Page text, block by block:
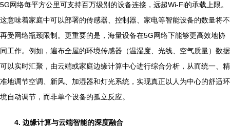
5G网络每平方公里可支持百万级别的设备连接，远超Wi-Fi的承载上限。
这意味着家庭中可以部署的传感器、控制器、家电等智能设备的数量将不
再受网络瓶颈限制。更重要的是，海量设备在5G网络下能够更高效地协
同工作。例如，遍布全屋的环境传感器（温湿度、光线、空气质量）数据
可以实时汇聚，由云端或家庭边缘计算中心进行综合分析，从而统一、精
准地调节空调、新风、加湿器和灯光系统，实现真正以人为中心的舒适环
境自动调节，而非单个设备的孤立反应。
4. 边缘计算与云端智能的深度融合